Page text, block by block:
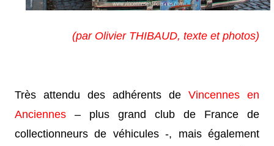
(par Olivier THIBAUD, texte et photos)
Très attendu des adhérents de Vincennes en
Anciennes – plus grand club de France de
collectionneurs de véhicules -, mais également